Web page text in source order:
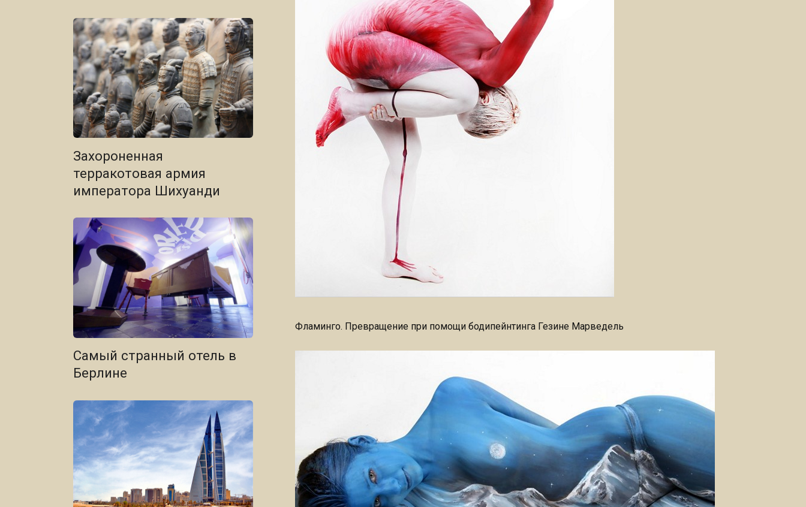
Фламинго. Превращение при помощи бодипейнтинга Гезине Марведель
Захороненная
терракотовая армия
императора Шихуанди
Самый странный отель в
Берлине